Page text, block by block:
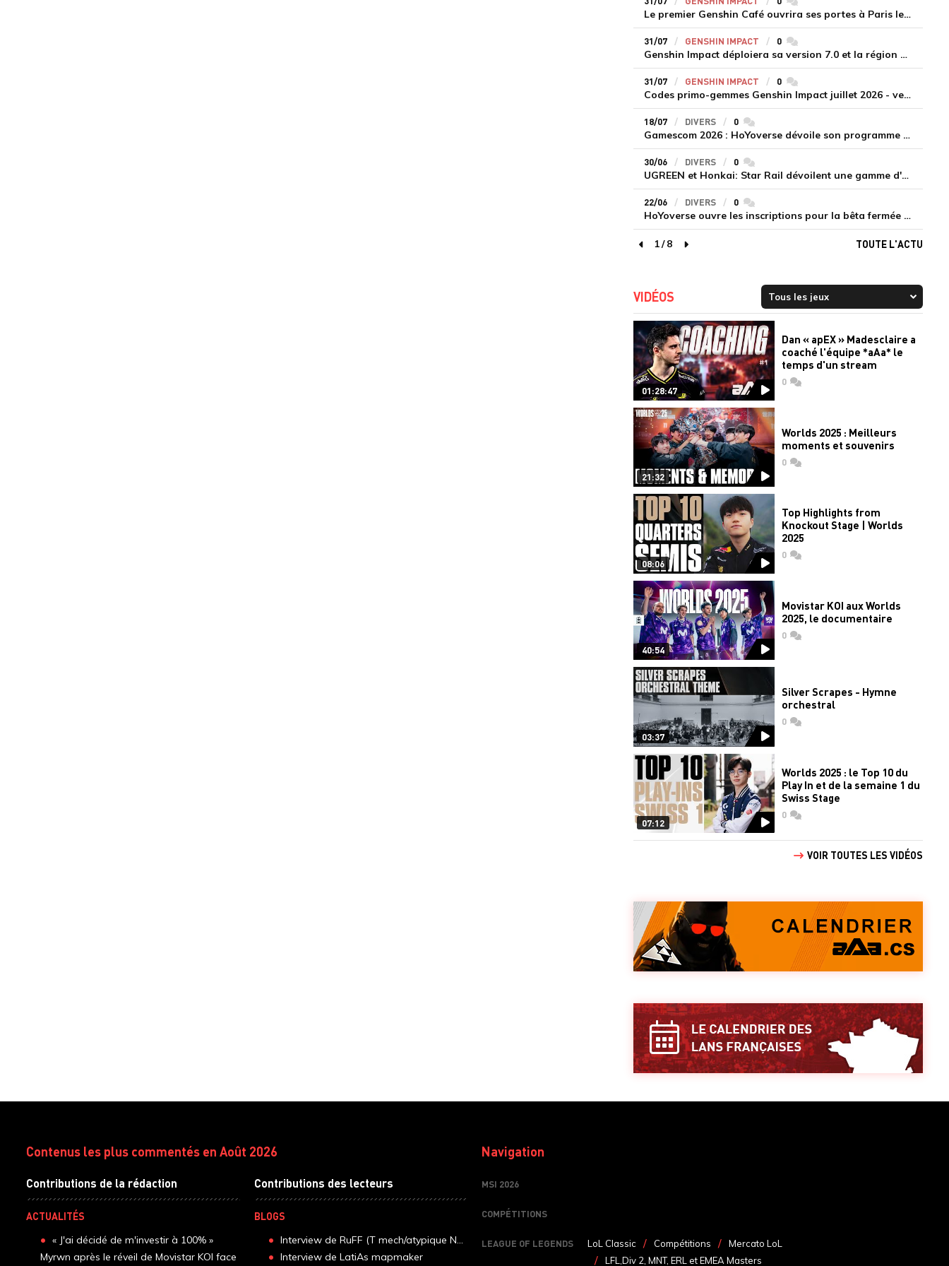
Le premier Genshin Café ouvrira ses portes à Paris le 14 août
31/07 GENSHIN IMPACT 0commentaires
Genshin Impact déploiera sa version 7.0 et la région de Snezhnaya le 12 août
31/07 GENSHIN IMPACT 0commentaires
Codes primo-gemmes Genshin Impact juillet 2026 - version 7.0
18/07 DIVERS 0commentaires
Gamescom 2026 : HoYoverse dévoile son programme et présente deux nouveaux jeux inédits
30/06 DIVERS 0commentaires
UGREEN et Honkai: Star Rail dévoilent une gamme d'accessoires de recharge en édition limitée
22/06 DIVERS 0commentaires
HoYoverse ouvre les inscriptions pour la bêta fermée de Honkai : Nexus Anima
page précédente
1/8
page suivante
TOUTE L'ACTU
VIDÉOS
01:28:47
Dan « apEX » Madesclaire a
coaché l'équipe *aAa* le
temps d'un stream
0commentaires
21:32
Worlds 2025 : Meilleurs
moments et souvenirs
0commentaires
08:06
Top Highlights from
Knockout Stage | Worlds
2025
0commentaires
40:54
Movistar KOI aux Worlds
2025, le documentaire
0commentaires
03:37
Silver Scrapes - Hymne
orchestral
0commentaires
07:12
Worlds 2025 : le Top 10 du
Play In et de la semaine 1 du
Swiss Stage
0commentaires
VOIR TOUTES LES VIDÉOS
Contenus les plus commentés en Août 2026
Contributions de la rédaction
ACTUALITÉS
« J'ai décidé de m'investir à 100% »
Myrwn après le réveil de Movistar KOI face
Contributions des lecteurs
BLOGS
Interview de RuFF (T mech/atypique N...
Interview de LatiAs mapmaker
Navigation
MSI 2026
COMPÉTITIONS
LEAGUE OF LEGENDS LoL Classic Compétitions
Mercato LoL
LFL,Div 2, MNT, ERL et EMEA Masters